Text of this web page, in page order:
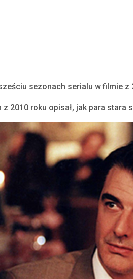
sezonach serialu w filmie z
z 2010 roku opisał, jak para stara